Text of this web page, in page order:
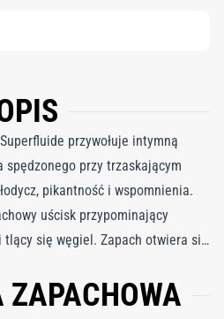
przywołuje intymną
spędzonego przy trzaskającym
pikantność i wspomnienia.
uścisk przypominający
się węgiel. Zapach otwiera się
cynamonu, sezamu i
aromat komfortu i nostalgii.